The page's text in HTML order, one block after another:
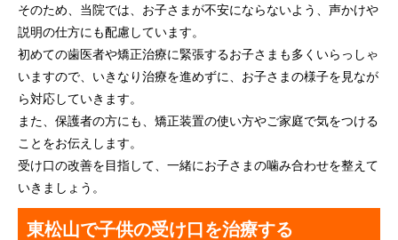
そのため、当院では、お子さまが不安にならないよう、声かけや
説明の仕方にも配慮しています。
初めての歯医者や矯正治療に緊張するお子さまも多くいらっしゃ
いますので、いきなり治療を進めずに、お子さまの様子を見なが
ら対応していきます。
また、保護者の方にも、矯正装置の使い方やご家庭で気をつける
ことをお伝えします。
受け口の改善を目指して、一緒にお子さまの噛み合わせを整えて
いきましょう。
東松山で子供の受け口を治療する